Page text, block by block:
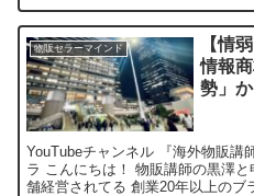
3...
物販セラーマインド
【情
情報
勢」
YouTubeチャンネル 『海外物販講
ラ こんにちは！ 物販講師の黒澤
舗経営されてる 創業20年以上のブ